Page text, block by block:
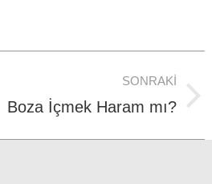
SONRAKI
Boza İçmek Haram mı?